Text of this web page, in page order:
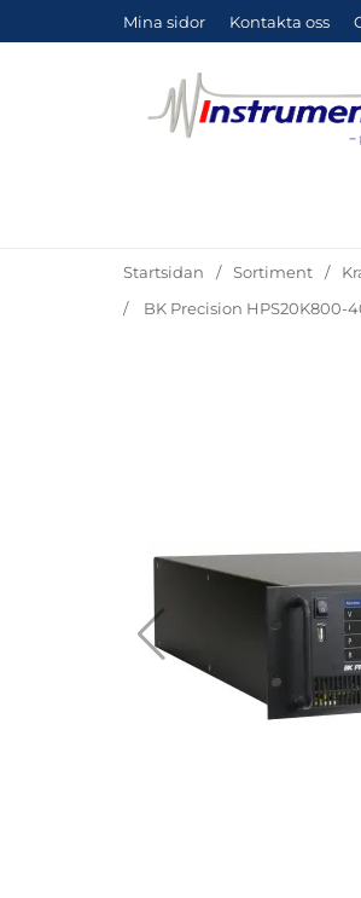
Mina sidor Kontakta oss
Startsidan Sortiment
BK Precision HPS20K800-